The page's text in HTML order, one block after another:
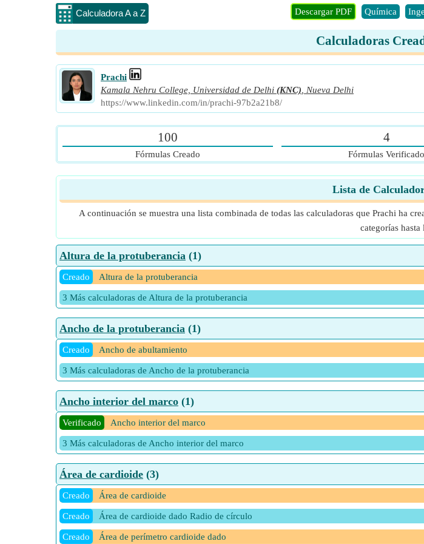
Calculadora A a Z Descargar PDF Química
Calculadoras
Prachi
Kamala Nehru College, Universidad de Delhi (KNC)
Nueva Delhi
https://www.linkedin.com/in/prachi-97b2a21b8/
100
Fórmulas Creado
4
Fórmulas Verificado
Lista de
A continuación se muestra una lista combinada de todas las calculadoras que Prachi ha
categorías hasta
Altura de la protuberancia (1)
Creado Altura de la protuberancia
3 Más calculadoras de Altura de la protuberancia
Ancho de la protuberancia (1)
Creado Ancho de abultamiento
3 Más calculadoras de Ancho de la protuberancia
Ancho interior del marco (1)
Verificado Ancho interior del marco
3 Más calculadoras de Ancho interior del marco
Área de cardioide (3)
Creado Área de cardioide
Creado Área de cardioide dado Radio de círculo
Creado Área de perímetro cardioide dado